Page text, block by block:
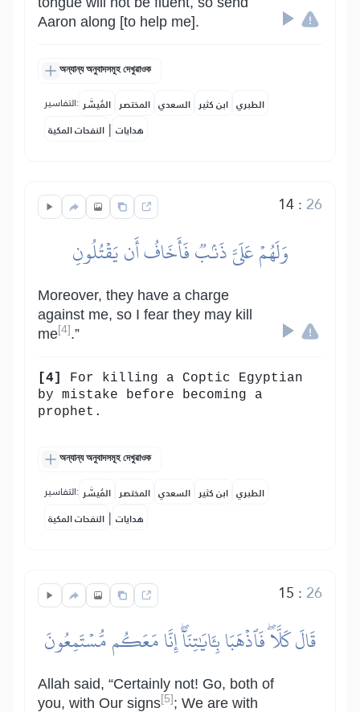
Aaron along [to help me].
অন্যান্য অনুবাদসমূহ দেখুৱাওক
التفاسير: المُيسَّر المختصر السعدي ابن كثير الطبري
النفحات المكية | هدايات
14: 26
وَلَهُمۡ عَلَيَّ ذَنۢبٞ فَأَخَافُ أَن يَقۡتُلُونِ
Moreover, they have a charge
against me, so I fear they may kill
me[4] .”
[4]
For killing a Coptic Egyptian
by mistake before becoming a
prophet.
অন্যান্য অনুবাদসমূহ দেখুৱাওক
التفاسير: المُيسَّر المختصر السعدي ابن كثير الطبري
النفحات المكية | هدايات
15 : 26
قَالَ كَلَّاۖ فَٱذۡهَبَا بِـَٔايَٰتِنَآۖ إِنَّا مَعَكُم مُّسۡتَمِعُونَ
Allah said, “Certainly not! Go, both of
you, with Our signs[5] ; We are with